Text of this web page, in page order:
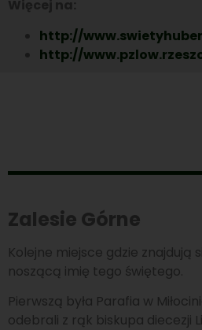
http://
http://
Zalesie Górne
Kolejne miejsce gdzie znajdują
noszącą imię tego świętego.
Pierwszą była Parafia w
odebrali z rąk biskupa diecezji